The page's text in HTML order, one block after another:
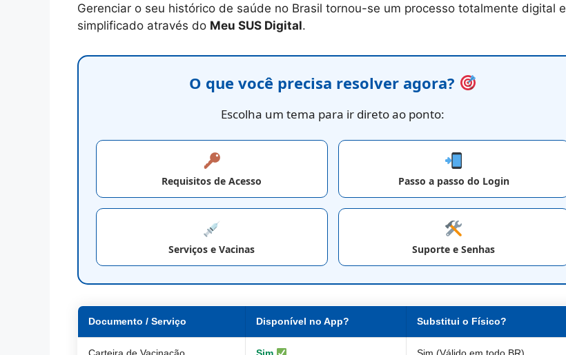
Gerenciar o seu histórico de saúde no Brasil tornou-se um processo totalmente digital e
simplificado através do Meu SUS Digital.
O que você precisa resolver agora?
Escolha um tema para ir direto ao ponto:
Requisitos de Acesso Passo a passo do Login
Serviços e Vacinas Suporte e Senhas
Documento / Serviço Disponível no App? Substitui o Físico?